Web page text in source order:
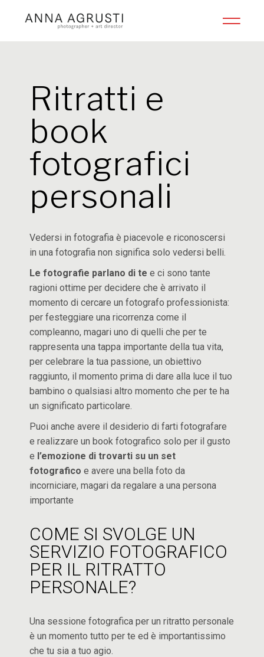
Ritratti e
book
fotografici
personali
Vedersi in fotografia è piacevole e riconoscersi
in una fotografia non significa solo vedersi belli.
Le fotografie parlano di te e ci sono tante
ragioni ottime per decidere che è arrivato il
momento di cercare un fotografo professionista:
per festeggiare una ricorrenza come il
compleanno, magari uno di quelli che per te
rappresenta una tappa importante della tua vita,
per celebrare la tua passione, un obiettivo
raggiunto, il momento prima di dare alla luce il tuo
bambino o qualsiasi altro momento che per te ha
un significato particolare.
Puoi anche avere il desiderio di farti fotografare
e realizzare un book fotografico solo per il gusto
e l’emozione di trovarti su un set
fotografico e avere una bella foto da
incorniciare, magari da regalare a una persona
importante
COME SI SVOLGE UN
SERVIZIO FOTOGRAFICO
PER IL RITRATTO
PERSONALE?
Una sessione fotografica per un ritratto personale
è un momento tutto per te ed è importantissimo
che tu sia a tuo agio.